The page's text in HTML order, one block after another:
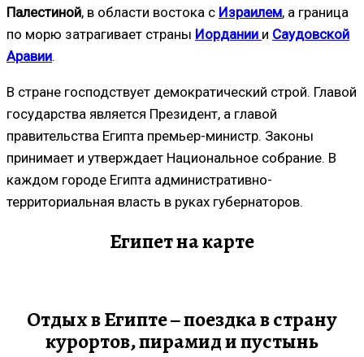
Палестиной, в области востока с Израилем, а граница
по морю затрагивает страны Иордании и Саудовской
Аравии.
В стране господствует демократический строй. Главой
государства является Президент, а главой
правительства Египта премьер-министр. Законы
принимает и утверждает Национальное собрание. В
каждом городе Египта административно-
территориальная власть в руках губернаторов.
Египет на карте
Отдых в Египте – поездка в страну
курортов, пирамид и пустынь